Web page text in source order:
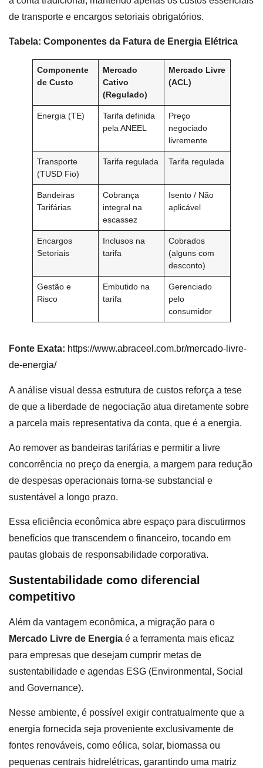
de transporte e encargos setoriais obrigatórios.
Tabela: Componentes da Fatura de Energia Elétrica
Componente
de Custo
Mercado
Cativo
(Regulado)
Mercado Livre
(ACL)
Energia (TE)
Tarifa definida
pela ANEEL
Preço
negociado
livremente
Transporte
(TUSD Fio)
Tarifa regulada Tarifa regulada
Bandeiras
Tarifárias
Cobrança
integral na
escassez
Isento / Não
aplicável
Encargos
Setoriais
Inclusos na
tarifa
Cobrados
(alguns com
desconto)
Gestão e
Risco
Embutido na
tarifa
Gerenciado
pelo
consumidor
Fonte Exata: https://www.abraceel.com.br/mercado-livre-
de-energia/
A análise visual dessa estrutura de custos reforça a tese
de que a liberdade de negociação atua diretamente sobre
a parcela mais representativa da conta, que é a energia.
Ao remover as bandeiras tarifárias e permitir a livre
concorrência no preço da energia, a margem para redução
de despesas operacionais torna-se substancial e
sustentável a longo prazo.
Essa eficiência econômica abre espaço para discutirmos
benefícios que transcendem o financeiro, tocando em
pautas globais de responsabilidade corporativa.
Sustentabilidade como diferencial
competitivo
Além da vantagem econômica, a migração para o
Mercado Livre de Energia é a ferramenta mais eficaz
para empresas que desejam cumprir metas de
sustentabilidade e agendas ESG (Environmental, Social
and Governance).
Nesse ambiente, é possível exigir contratualmente que a
energia fornecida seja proveniente exclusivamente de
fontes renováveis, como eólica, solar, biomassa ou
pequenas centrais hidrelétricas, garantindo uma matriz